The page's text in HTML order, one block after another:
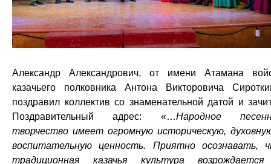
Александр Александрович, от имени Атамана
казачьего полковника Антона Викторовича
поздравил коллектив со знаменательной датой и
Поздравительный адрес: «…Народное
творчество имеет огромную историческую,
воспитательную ценность. Приятно осознавать,
традиционная казачья культура